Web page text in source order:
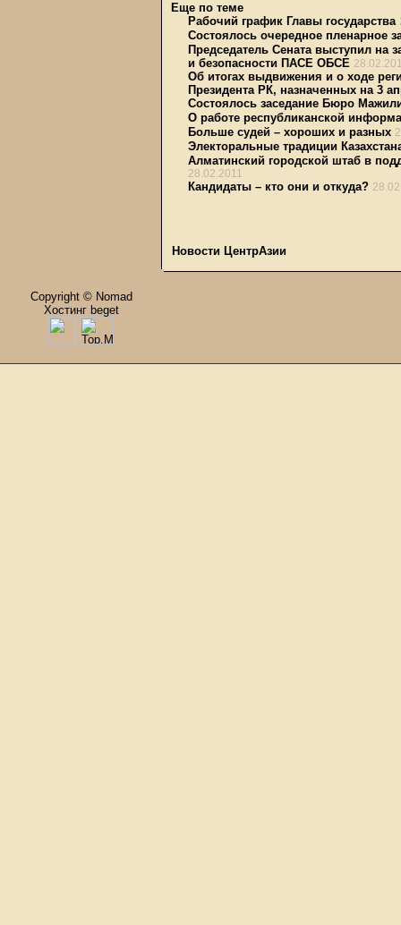
Еще по теме
Рабочий график Главы государства
Состоялось очередное пленарное
Председатель Сената выступил на
и безопасности ПАСЕ ОБСЕ
Об итогах выдвижения и о ходе
Президента РК, назначенных на 3
Состоялось заседание Бюро
О работе республиканской
Больше судей – хороших и разных
Электоральные традиции
Алматинский городской штаб в
28.02.2011
Кандидаты – кто они и откуда?
Новости ЦентрАзии
Copyright © Nomad
Хостинг beget